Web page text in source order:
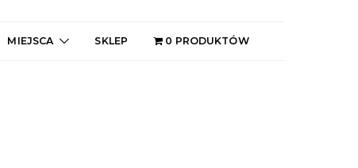
MIEJSCA SKLEP 0 PRODUKTÓW